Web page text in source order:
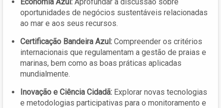
oportunidades de negócios sustentáveis relacionadas
ao mar e aos seus recursos.
Certificação Bandeira Azul: Compreender os critérios
internacionais que regulamentam a gestão de praias e
marinas, bem como as boas práticas aplicadas
mundialmente.
Inovação e Ciência Cidadã: Explorar novas tecnologias
e metodologias participativas para o monitoramento e